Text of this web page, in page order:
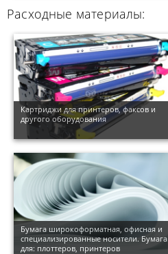
Расходные материалы:
Картриджи для принтеров, факсов и
другого оборудования
Бумага широкоформатная, офисная и
специализированные носители. Бумага
для: плоттеров, принтеров